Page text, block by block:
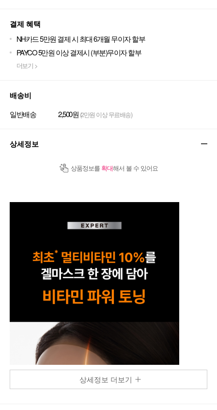
결제 혜택
NH카드 5만원 결제 시 최대 6개월 무이자 할부
PAYCO 5만원 이상 결제시 (부분)무이자 할부
더보기 >
배송비
일반배송 2,500원 (2만원 이상 무료배송)
상세정보
상품정보를 확대해서 볼 수 있어요
상세정보 더보기